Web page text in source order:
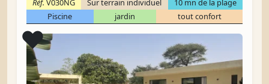
Réf. V030NG Sur terrain individuel
10 mn de la plage
Piscine
jardin tout confort
❤️Coup de cœur